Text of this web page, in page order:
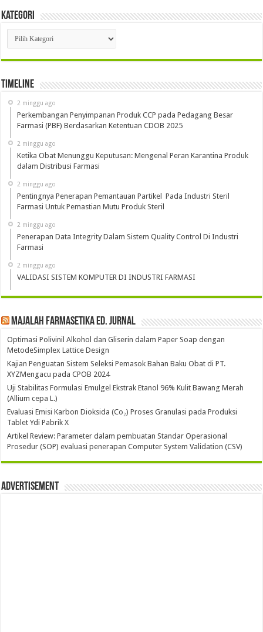
Kategori
Kategori
Timeline
2 minggu ago
Perkembangan Penyimpanan Produk CCP pada Pedagang Besar
Farmasi (PBF) Berdasarkan Ketentuan CDOB 2025
2 minggu ago
Ketika Obat Menunggu Keputusan: Mengenal Peran Karantina Produk
dalam Distribusi Farmasi
2 minggu ago
Pentingnya Penerapan Pemantauan Partikel Pada Industri Steril
Farmasi Untuk Pemastian Mutu Produk Steril
2 minggu ago
Penerapan Data Integrity Dalam Sistem Quality Control Di Industri
Farmasi
2 minggu ago
VALIDASI SISTEM KOMPUTER DI INDUSTRI FARMASI
Majalah Farmasetika Ed. Jurnal
Optimasi Polivinil Alkohol dan Gliserin dalam Paper Soap dengan
MetodeSimplex Lattice Design
Kajian Penguatan Sistem Seleksi Pemasok Bahan Baku Obat di PT.
XYZMengacu pada CPOB 2024
Uji Stabilitas Formulasi Emulgel Ekstrak Etanol 96% Kulit Bawang Merah
(Allium cepa L.)
Evaluasi Emisi Karbon Dioksida (Co₂) Proses Granulasi pada Produksi
Tablet Ydi Pabrik X
Artikel Review: Parameter dalam pembuatan Standar Operasional
Prosedur (SOP) evaluasi penerapan Computer System Validation (CSV)
Advertisement